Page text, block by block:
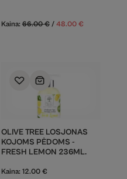
Kaina:66.00€ / 48.00 €
OLIVE TREE LOSJONAS
KOJOMS PĖDOMS -
FRESH LEMON 236ML.
Kaina: 12.00 €